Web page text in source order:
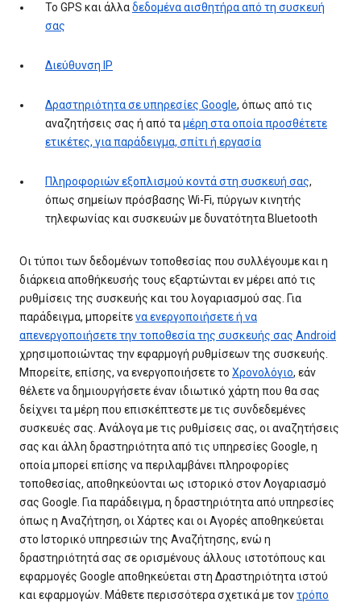
Το GPS και άλλαδεδομένα αισθητήρα από τη συσκευή
σας
Διεύθυνση IP
Δραστηριότητα σε υπηρεσίες Google, όπως από τις
αναζητήσεις σας ή από ταμέρη στα οποία προσθέτετε
ετικέτες, για παράδειγμα, σπίτι ή εργασία
Πληροφοριών εξοπλισμού κοντά στη συσκευή σας,
όπως σημείων πρόσβασης Wi-Fi, πύργων κινητής
τηλεφωνίας και συσκευών με δυνατότητα Bluetooth
Οι τύποι των δεδομένων τοποθεσίας που συλλέγουμε και η
διάρκεια αποθήκευσής τους εξαρτώνται εν μέρει από τις
ρυθμίσεις της συσκευής και του λογαριασμού σας. Για
παράδειγμα, μπορείτενα ενεργοποιήσετε ή να
απενεργοποιήσετε την τοποθεσία της συσκευής σας Android
χρησιμοποιώντας την εφαρμογή ρυθμίσεων της συσκευής.
Μπορείτε, επίσης, να ενεργοποιήσετε το Χρονολόγιο, εάν
θέλετε να δημιουργήσετε έναν ιδιωτικό χάρτη που θα σας
δείχνει τα μέρη που επισκέπτεστε με τις συνδεδεμένες
συσκευές σας. Ανάλογα με τις ρυθμίσεις σας, οι αναζητήσεις
σας και άλλη δραστηριότητα από τις υπηρεσίες Google, η
οποία μπορεί επίσης να περιλαμβάνει πληροφορίες
τοποθεσίας, αποθηκεύονται ως ιστορικό στον Λογαριασμό
σας Google. Για παράδειγμα, η δραστηριότητα από υπηρεσίες
όπως η Αναζήτηση, οι Χάρτες και οι Αγορές αποθηκεύεται
στο Ιστορικό υπηρεσιών της Αναζήτησης, ενώ η
δραστηριότητά σας σε ορισμένους άλλους ιστοτόπους και
εφαρμογές Google αποθηκεύεται στη Δραστηριότητα ιστού
και εφαρμογών. Μάθετε περισσότερα σχετικά με τοντρόπο